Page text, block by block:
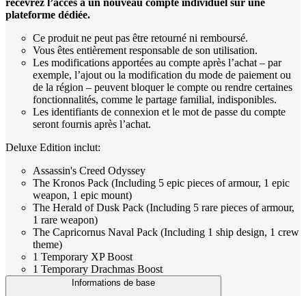
recevrez l’accès à un nouveau compte individuel sur une
plateforme dédiée.
Ce produit ne peut pas être retourné ni remboursé.
Vous êtes entièrement responsable de son utilisation.
Les modifications apportées au compte après l’achat – par
exemple, l’ajout ou la modification du mode de paiement ou
de la région – peuvent bloquer le compte ou rendre certaines
fonctionnalités, comme le partage familial, indisponibles.
Les identifiants de connexion et le mot de passe du compte
seront fournis après l’achat.
Deluxe Edition inclut:
Assassin's Creed Odyssey
The Kronos Pack (Including 5 epic pieces of armour, 1 epic
weapon, 1 epic mount)
The Herald of Dusk Pack (Including 5 rare pieces of armour,
1 rare weapon)
The Capricornus Naval Pack (Including 1 ship design, 1 crew
theme)
1 Temporary XP Boost
1 Temporary Drachmas Boost
Informations de base